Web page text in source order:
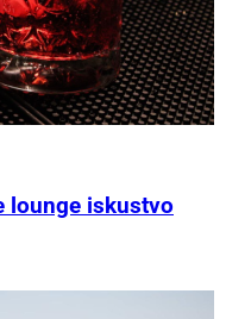
lounge iskustvo